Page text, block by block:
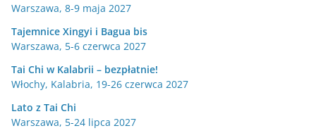
Warszawa, 8-9 maja 2027
Tajemnice Xingyi i Bagua bis
Warszawa, 5-6 czerwca 2027
Tai Chi w Kalabrii – bezpłatnie!
Włochy, Kalabria, 19-26 czerwca 2027
Lato z Tai Chi
Warszawa, 5-24 lipca 2027